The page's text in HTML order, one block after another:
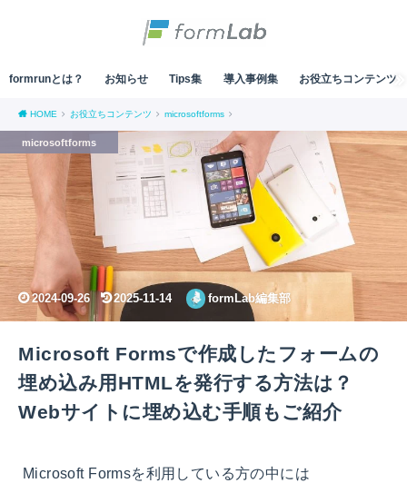
formrunとは？ お知らせ Tips集 導入事例集 お役立ちコンテンツ
HOME お役立ちコンテンツ microsoftforms
Microsoft Formsで作成したフォームの
埋め込み用HTMLを発行する方法は？
Webサイトに埋め込む手順もご紹介
2024-09-26 2025-11-14 formLab編集部
microsoftforms
Microsoft Formsを利用している方の中には